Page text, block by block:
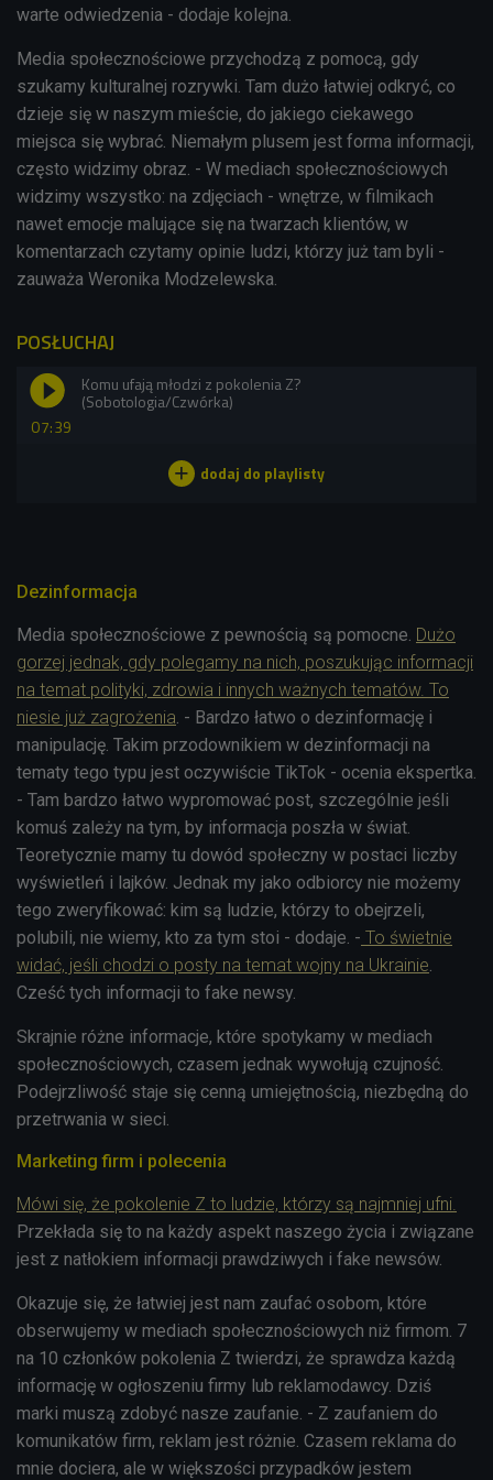
warte odwiedzenia - dodaje kolejna.
Media społecznościowe przychodzą z pomocą, gdy
szukamy kulturalnej rozrywki. Tam dużo łatwiej odkryć, co
dzieje się w naszym mieście, do jakiego ciekawego
miejsca się wybrać. Niemałym plusem jest forma informacji,
często widzimy obraz. - W mediach społecznościowych
widzimy wszystko: na zdjęciach - wnętrze, w filmikach
nawet emocje malujące się na twarzach klientów, w
komentarzach czytamy opinie ludzi, którzy już tam byli -
zauważa Weronika Modzelewska.
POSŁUCHAJ
07:39
Komu ufają młodzi z pokolenia Z?
(Sobotologia/Czwórka)
Dezinformacja
Media społecznościowe z pewnością są pomocne. Dużo
gorzej jednak, gdy polegamy na nich, poszukując informacji
na temat polityki, zdrowia i innych ważnych tematów. To
niesie już zagrożenia. - Bardzo łatwo o dezinformację i
manipulację. Takim przodownikiem w dezinformacji na
tematy tego typu jest oczywiście TikTok - ocenia ekspertka.
- Tam bardzo łatwo wypromować post, szczególnie jeśli
komuś zależy na tym, by informacja poszła w świat.
Teoretycznie mamy tu dowód społeczny w postaci liczby
wyświetleń i lajków. Jednak my jako odbiorcy nie możemy
tego zweryfikować: kim są ludzie, którzy to obejrzeli,
polubili, nie wiemy, kto za tym stoi - dodaje. - To świetnie
widać, jeśli chodzi o posty na temat wojny na Ukrainie.
Cześć tych informacji to fake newsy.
Skrajnie różne informacje, które spotykamy w mediach
społecznościowych, czasem jednak wywołują czujność.
Podejrzliwość staje się cenną umiejętnością, niezbędną do
przetrwania w sieci.
Marketing firm i polecenia
Mówi się, że pokolenie Z to ludzie, którzy są najmniej ufni.
Przekłada się to na każdy aspekt naszego życia i związane
jest z natłokiem informacji prawdziwych i fake newsów.
Okazuje się, że łatwiej jest nam zaufać osobom, które
obserwujemy w mediach społecznościowych niż firmom. 7
na 10 członków pokolenia Z twierdzi, że sprawdza każdą
informację w ogłoszeniu firmy lub reklamodawcy. Dziś
marki muszą zdobyć nasze zaufanie. - Z zaufaniem do
komunikatów firm, reklam jest różnie. Czasem reklama do
mnie dociera, ale w większości przypadków jestem